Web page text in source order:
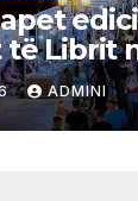
të Librit
ADMINI